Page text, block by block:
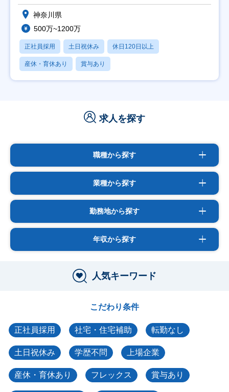
神奈川県
500万~1200万
正社員採用 土日祝休み 休日120日以上
産休・育休あり 賞与あり
求人を探す
職種から探す
業種から探す
勤務地から探す
年収から探す
人気キーワード
こだわり条件
正社員採用 社宅・住宅補助 転勤なし
土日祝休み 学歴不問 上場企業
産休・育休あり フレックス 賞与あり